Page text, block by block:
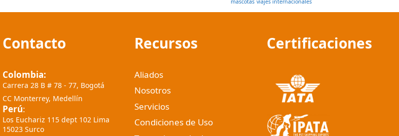
Contacto
Colombia:
Carrera 28 B # 78 - 77, Bogotá
CC Monterrey, Medellín
Perú:
Los Euchariz 115 dept 102 Lima
15023 Surco
Recursos
Aliados
Nosotros
Servicios
Condiciones de Uso
Certificaciones